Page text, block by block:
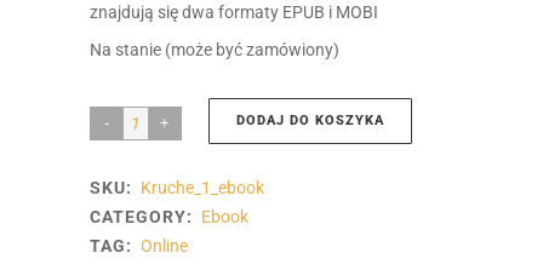
znajdują się dwa formaty EPUB i MOBI
Na stanie (może być zamówiony)
Kruche
Rozmowy
o
fotografii
DODAJ DO KOSZYKA
SKU:
Kruche_1_ebook
CATEGORY:
Ebook
TAG: Online